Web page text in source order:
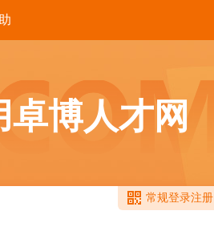
博人才网
常规登录注册